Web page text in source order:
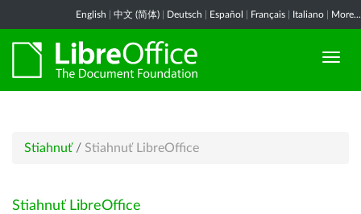
English 中文 (简体) Deutsch Español Français Italiano More...
Stiahnuť / Stiahnuť LibreOffice
Stiahnuť LibreOffice